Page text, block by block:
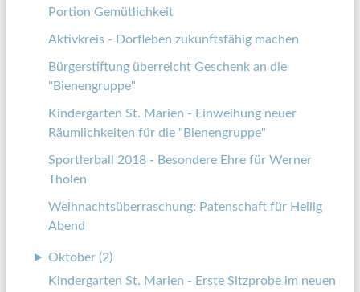
Portion Gemütlichkeit
Aktivkreis - Dorfleben zukunftsfähig machen
Bürgerstiftung überreicht Geschenk an die
"Bienengruppe"
Kindergarten St. Marien - Einweihung neuer
Räumlichkeiten für die "Bienengruppe"
Sportlerball 2018 - Besondere Ehre für Werner
Tholen
Weihnachtsüberraschung: Patenschaft für Heilig
Abend
► Oktober (2)
Kindergarten St. Marien - Erste Sitzprobe im neuen